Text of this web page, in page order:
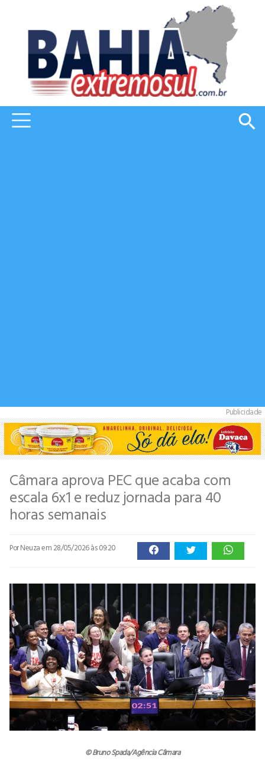
Publicidade
Câmara aprova PEC que acaba com
escala 6x1 e reduz jornada para 40
horas semanais
Por Neuzaem 28/05/2026 às 09:20
© Bruno Spada/Agência Câmara